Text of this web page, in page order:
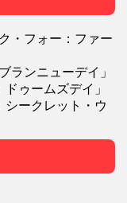
・フォー：ファー
ランニューデイ」
ゥームズデイ」
ークレット・ウ